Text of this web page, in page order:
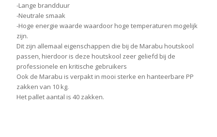
-Lange brandduur
-Neutrale smaak
-Hoge energie waarde waardoor hoge temperaturen mogelijk
zijn.
Dit zijn allemaal eigenschappen die bij de Marabu houtskool
passen, hierdoor is deze houtskool zeer geliefd bij de
professionele en kritische gebruikers
Ook de Marabu is verpakt in mooi sterke en hanteerbare PP
zakken van 10 kg.
Het pallet aantal is 40 zakken.